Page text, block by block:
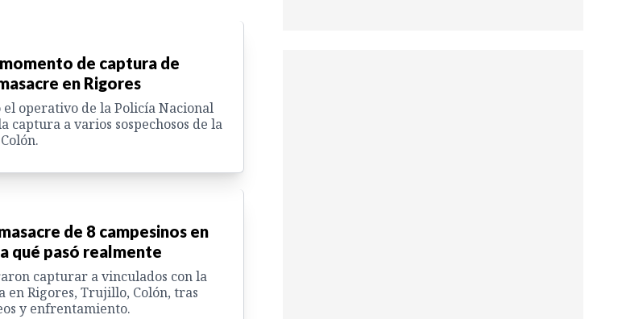
de captura de
en Rigores
operativo de la Policía Nacional
captura a varios sospechosos de la
de 8 campesinos en
qué pasó realmente
capturar a vinculados con la
en Rigores, Trujillo, Colón, tras
y enfrentamiento.